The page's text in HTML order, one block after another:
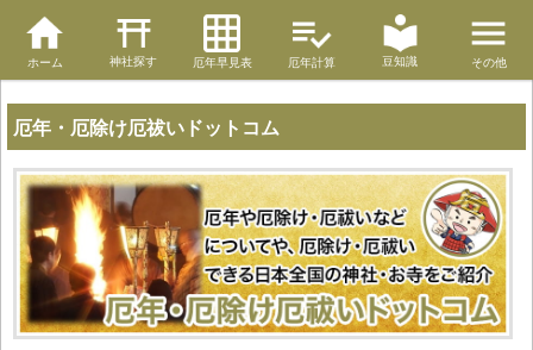
ホーム 神社探す 厄年早見表 厄年計算 豆知識 その他
厄年・厄除け厄祓いドットコム